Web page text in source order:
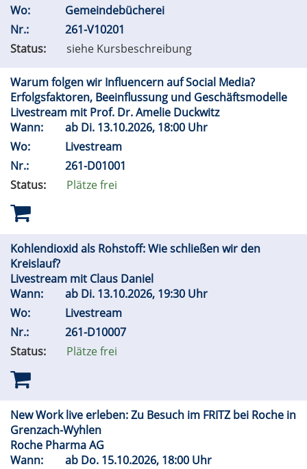
Wo:
Gemeindebücherei
Nr.:
261-V10201
Status:
siehe Kursbeschreibung
Warum folgen wir Influencern auf Social Media?
Erfolgsfaktoren, Beeinflussung und Geschäftsmodelle
Livestream mit Prof. Dr. Amelie Duckwitz
Wann:
ab Di. 13.10.2026, 18:00 Uhr
Wo:
Livestream
Nr.:
261-D01001
Status:
Plätze frei
Kohlendioxid als Rohstoff: Wie schließen wir den
Kreislauf?
Livestream mit Claus Daniel
Wann:
ab Di. 13.10.2026, 19:30 Uhr
Wo:
Livestream
Nr.:
261-D10007
Status:
Plätze frei
New Work live erleben: Zu Besuch im FRITZ bei Roche in
Grenzach-Wyhlen
Roche Pharma AG
Wann:
ab Do. 15.10.2026, 18:00 Uhr